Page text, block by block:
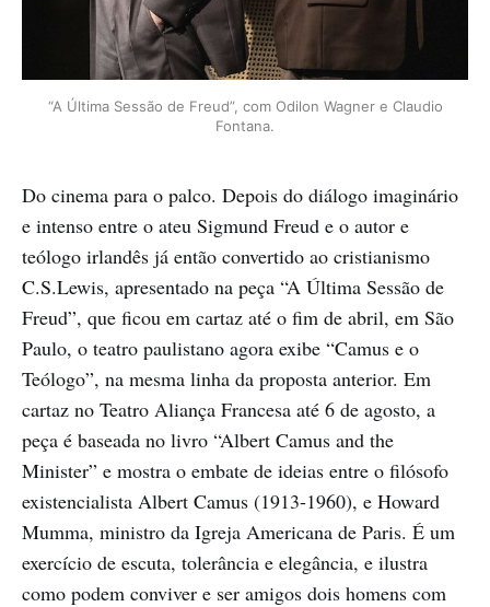
“A Última Sessão de Freud”, com Odilon Wagner e Claudio
Fontana.
Do cinema para o palco. Depois do diálogo imaginário
e intenso entre o ateu Sigmund Freud e o autor e
teólogo irlandês já então convertido ao cristianismo
C.S.Lewis, apresentado na peça “A Última Sessão de
Freud”, que ficou em cartaz até o fim de abril, em São
Paulo, o teatro paulistano agora exibe “Camus e o
Teólogo”, na mesma linha da proposta anterior. Em
cartaz no Teatro Aliança Francesa até 6 de agosto, a
peça é baseada no livro “Albert Camus and the
Minister” e mostra o embate de ideias entre o filósofo
existencialista Albert Camus (1913-1960), e Howard
Mumma, ministro da Igreja Americana de Paris. É um
exercício de escuta, tolerância e elegância, e ilustra
como podem conviver e ser amigos dois homens com